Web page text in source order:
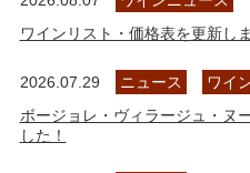
ワインリスト・価格表を更新し
2026.07.29 ニュース
ワイ
ボージョレ・ヴィラージュ・ヌ
した！